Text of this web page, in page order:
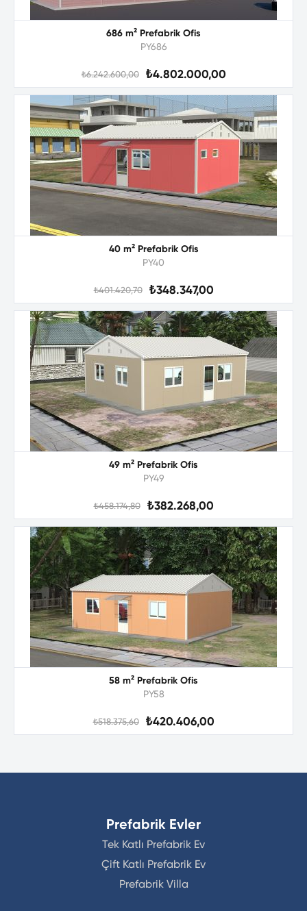
686 m² Prefabrik Ofis
PY686
₺6.242.600,00 ₺4.802.000,00
40 m² Prefabrik Ofis
PY40
₺401.420,70 ₺348.347,00
49 m² Prefabrik Ofis
PY49
₺458.174,80 ₺382.268,00
58 m² Prefabrik Ofis
PY58
₺518.375,60 ₺420.406,00
Prefabrik Evler
Tek Katlı Prefabrik Ev
Çift Katlı Prefabrik Ev
Prefabrik Villa